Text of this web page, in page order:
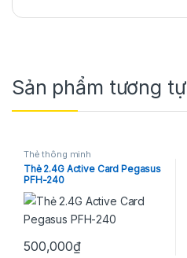
Sản phẩm tương tự
Thẻ thông minh
Thẻ 2.4G Active Card Pegasus
PFH-240
500,000₫